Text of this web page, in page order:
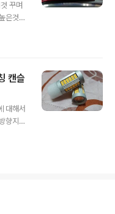
꾸며
은것도
휠을
캔슬
대해서
향지시
교환하
으나
렇게